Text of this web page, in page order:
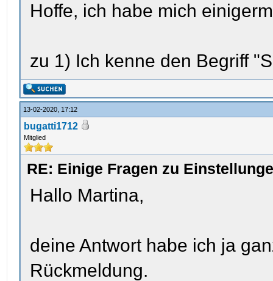
Hoffe, ich habe mich
zu 1) Ich kenne den Begriff
13-02-2020, 17:12
bugatti1712
Mitglied
RE: Einige Fragen zu
Hallo Martina,
deine Antwort habe ich ja
Rückmeldung.